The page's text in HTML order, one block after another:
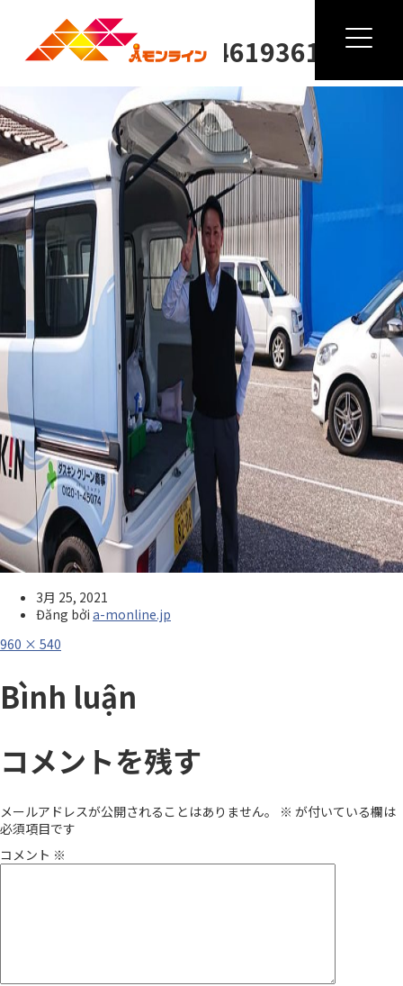
3月 25, 2021
Đăng bởi a-monline.jp
Full
960 × 540
Bình luận
コメントを残す
メールアドレスが公開されることはありません。 ※ が付いている欄は
必須項目です
コメント ※